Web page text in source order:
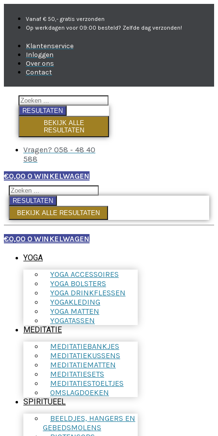
Vanaf € 50,- gratis verzonden
Op werkdagen voor 09:00 besteld? Zelfde dag verzonden!
Klantenservice
Inloggen
Over ons
Contact
RESULTATEN
BEKIJK ALLE
RESULTATEN
Vragen? 058 - 48 40
588
€0,00 0 WINKELWAGEN
RESULTATEN
BEKIJK ALLE RESULTATEN
€0,00 0 WINKELWAGEN
YOGA
YOGA ACCESSOIRES
YOGA BOLSTERS
YOGA DRINKFLESSEN
YOGAKLEDING
YOGA MATTEN
YOGATASSEN
MEDITATIE
MEDITATIEBANKJES
MEDITATIEKUSSENS
MEDITATIEMATTEN
MEDITATIESETS
MEDITATIESTOELTJES
OMSLAGDOEKEN
SPIRITUEEL
BEELDJES, HANGERS EN
GEBEDSMOLENS